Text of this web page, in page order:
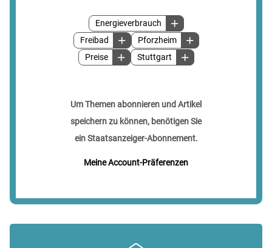
Energieverbrauch
Freibad
Pforzheim
Preise
Stuttgart
Um Themen abonnieren und Artikel
speichern zu können, benötigen Sie
ein Staatsanzeiger-Abonnement.
Meine Account-Präferenzen